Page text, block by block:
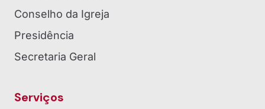
Conselho da Igreja
Presidência
Secretaria Geral
Serviços